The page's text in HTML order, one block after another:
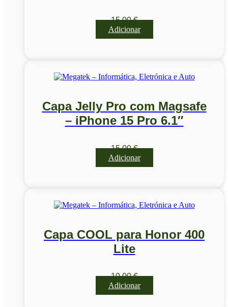
15,00€
Adicionar
Capa Jelly Pro com Magsafe
– iPhone 15 Pro 6.1″
15,00€
Adicionar
Capa COOL para Honor 400
Lite
10,00€
Adicionar